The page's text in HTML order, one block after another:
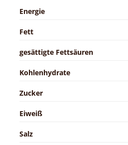
Energie
Fett
gesättigte Fettsäuren
Kohlenhydrate
Zucker
Eiweiß
Salz